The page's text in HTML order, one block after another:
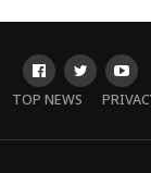
TOP NEWS